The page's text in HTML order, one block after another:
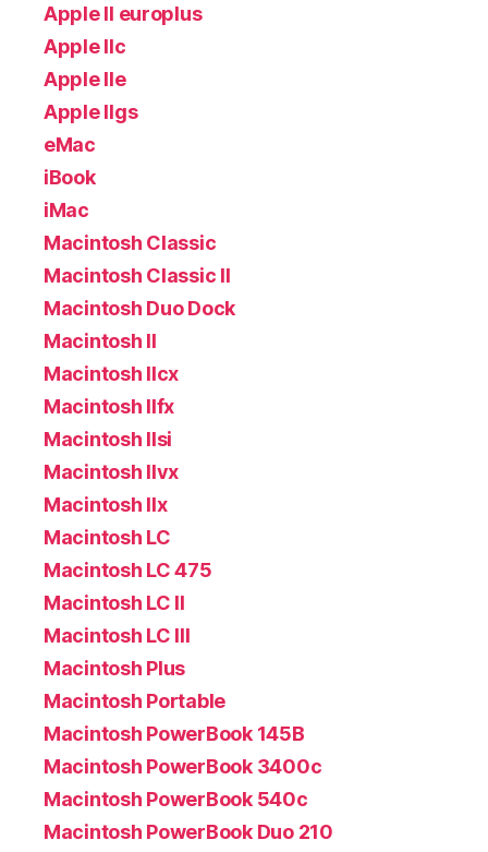
Apple II europlus
Apple IIc
Apple IIe
Apple IIgs
eMac
iBook
iMac
Macintosh Classic
Macintosh Classic II
Macintosh Duo Dock
Macintosh II
Macintosh IIcx
Macintosh IIfx
Macintosh IIsi
Macintosh IIvx
Macintosh IIx
Macintosh LC
Macintosh LC 475
Macintosh LC II
Macintosh LC III
Macintosh Plus
Macintosh Portable
Macintosh PowerBook 145B
Macintosh PowerBook 3400c
Macintosh PowerBook 540c
Macintosh PowerBook Duo 210